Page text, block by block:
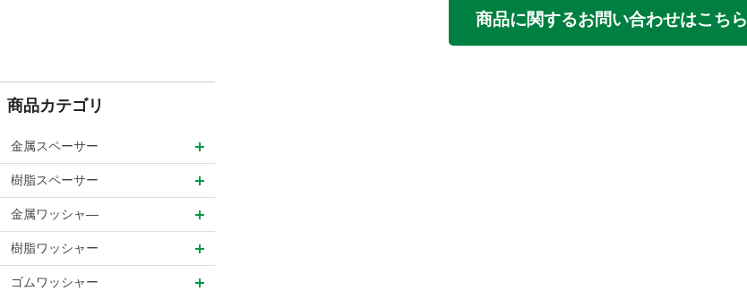
商品に関するお問い合わせはこちら
商品カテゴリ
金属スペーサー
樹脂スペーサー
金属ワッシャ―
樹脂ワッシャー
ゴムワッシャー